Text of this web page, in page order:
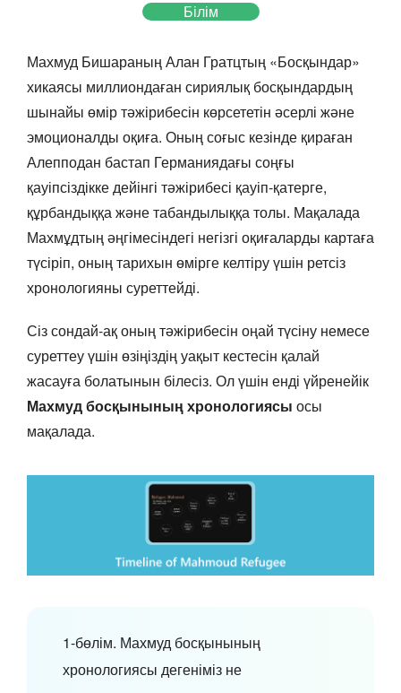
Білім
Махмуд Бишараның Алан Гратцтың «Босқындар»
хикаясы миллиондаған сириялық босқындардың
шынайы өмір тәжірибесін көрсететін әсерлі және
эмоционалды оқиға. Оның соғыс кезінде қираған
Алепподан бастап Германиядағы соңғы
қауіпсіздікке дейінгі тәжірибесі қауіп-қатерге,
құрбандыққа және табандылыққа толы. Мақалада
Махмұдтың әңгімесіндегі негізгі оқиғаларды картаға
түсіріп, оның тарихын өмірге келтіру үшін ретсіз
хронологияны суреттейді.
Сіз сондай-ақ оның тәжірибесін оңай түсіну немесе
суреттеу үшін өзіңіздің уақыт кестесін қалай
жасауға болатынын білесіз. Ол үшін енді үйренейік
Махмуд босқынының хронологиясы осы
мақалада.
1-бөлім. Махмуд босқынының
хронологиясы дегеніміз не